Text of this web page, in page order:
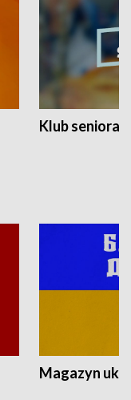
Klub seniora
Magazyn